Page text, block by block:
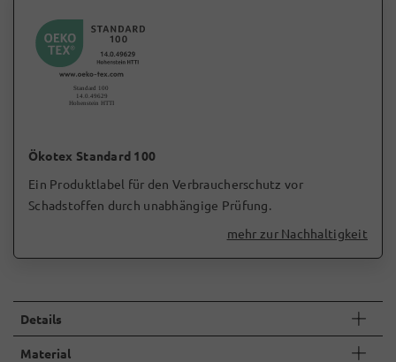
Ökotex Standard 100
Ein Produktlabel für den Verbraucherschutz vor
Schadstoffen durch unabhängige Prüfung.
mehr zur Nachhaltigkeit
Details
Material